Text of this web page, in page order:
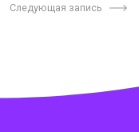
Следующая запись